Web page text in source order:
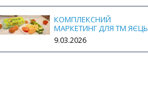
КОМПЛЕКСНИЙ
МАРКЕТИНГ ДЛЯ ТМ ЯЄЦЬ
9.03.2026